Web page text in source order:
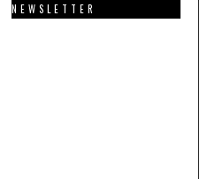
NEWSLETTER